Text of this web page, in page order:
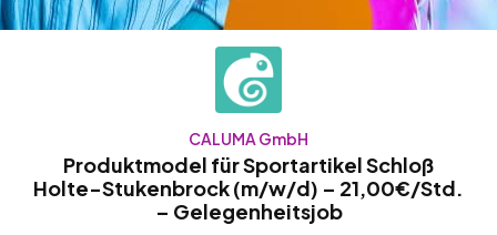
CALUMA GmbH
Produktmodel für Sportartikel Schloß
Holte-Stukenbrock (m/w/d) – 21,00€/Std.
– Gelegenheitsjob